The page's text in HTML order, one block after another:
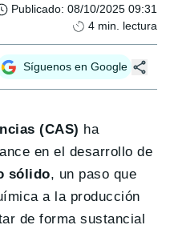
Publicado: 08/10/2025 09:31
4 min. lectura
Síguenos en Google
(CAS) ha
en el desarrollo de
sólido, un paso que
a la producción
de forma sustancial